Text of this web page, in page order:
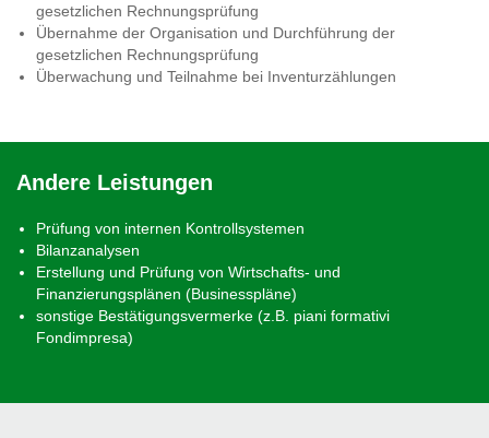
gesetzlichen Rechnungsprüfung
Übernahme der Organisation und Durchführung der
gesetzlichen Rechnungsprüfung
Überwachung und Teilnahme bei Inventurzählungen
Andere Leistungen
Prüfung von internen Kontrollsystemen
Bilanzanalysen
Erstellung und Prüfung von Wirtschafts- und
Finanzierungsplänen (Businesspläne)
sonstige Bestätigungsvermerke (z.B. piani formativi
Fondimpresa)